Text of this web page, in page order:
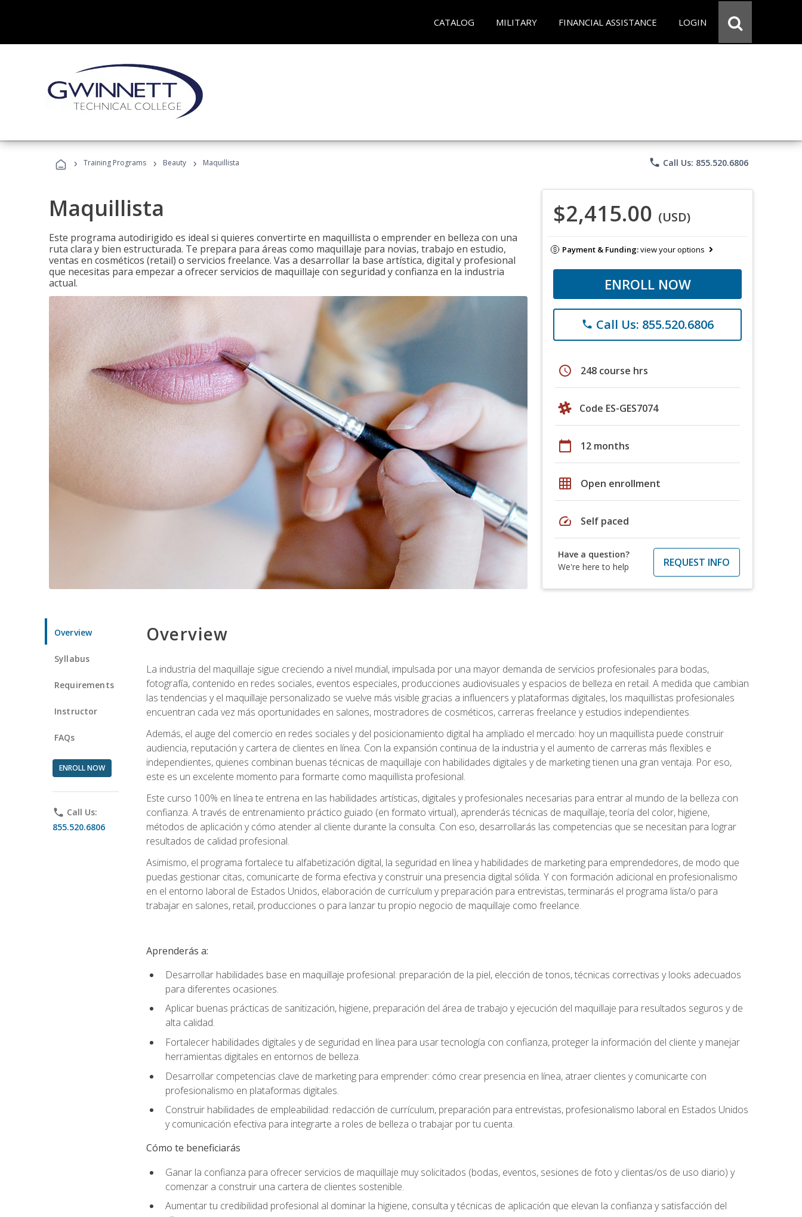
CATALOG MILITARY FINANCIAL ASSISTANCE LOGIN
› Training Programs › Beauty › Maquillista phone Call Us: 855.520.6806
Maquillista
Este programa autodirigido es ideal si quieres convertirte en maquillista o emprender en belleza con una
ruta clara y bien estructurada. Te prepara para áreas como maquillaje para novias, trabajo en estudio,
ventas en cosméticos (retail) o servicios freelance. Vas a desarrollar la base artística, digital y profesional
que necesitas para empezar a ofrecer servicios de maquillaje con seguridad y confianza en la industria
actual.
$2,415.00 (USD)
Payment & Funding:view your options
ENROLL NOW
phone Call Us: 855.520.6806
schedule 248 course hrs
Code ES-GES7074
calendar_today 12 months
grid_on Open enrollment
speed Self paced
Have a question?
We're here to help
REQUEST INFO
Overview
Syllabus
Requirements
Instructor
FAQs
ENROLL NOW
phone Call Us:
855.520.6806
Overview
La industria del maquillaje sigue creciendo a nivel mundial, impulsada por una mayor demanda de servicios profesionales para bodas,
fotografía, contenido en redes sociales, eventos especiales, producciones audiovisuales y espacios de belleza en retail. A medida que cambian
las tendencias y el maquillaje personalizado se vuelve más visible gracias a influencers y plataformas digitales, los maquillistas profesionales
encuentran cada vez más oportunidades en salones, mostradores de cosméticos, carreras freelance y estudios independientes.
Además, el auge del comercio en redes sociales y del posicionamiento digital ha ampliado el mercado: hoy un maquillista puede construir
audiencia, reputación y cartera de clientes en línea. Con la expansión continua de la industria y el aumento de carreras más flexibles e
independientes, quienes combinan buenas técnicas de maquillaje con habilidades digitales y de marketing tienen una gran ventaja. Por eso,
este es un excelente momento para formarte como maquillista profesional.
Este curso 100% en línea te entrena en las habilidades artísticas, digitales y profesionales necesarias para entrar al mundo de la belleza con
confianza. A través de entrenamiento práctico guiado (en formato virtual), aprenderás técnicas de maquillaje, teoría del color, higiene,
métodos de aplicación y cómo atender al cliente durante la consulta. Con eso, desarrollarás las competencias que se necesitan para lograr
resultados de calidad profesional.
Asimismo, el programa fortalece tu alfabetización digital, la seguridad en línea y habilidades de marketing para emprendedores, de modo que
puedas gestionar citas, comunicarte de forma efectiva y construir una presencia digital sólida. Y con formación adicional en profesionalismo
en el entorno laboral de Estados Unidos, elaboración de currículum y preparación para entrevistas, terminarás el programa lista/o para
trabajar en salones, retail, producciones o para lanzar tu propio negocio de maquillaje como freelance.
Aprenderás a:
Desarrollar habilidades base en maquillaje profesional: preparación de la piel, elección de tonos, técnicas correctivas y looks adecuados
para diferentes ocasiones.
Aplicar buenas prácticas de sanitización, higiene, preparación del área de trabajo y ejecución del maquillaje para resultados seguros y de
alta calidad.
Fortalecer habilidades digitales y de seguridad en línea para usar tecnología con confianza, proteger la información del cliente y manejar
herramientas digitales en entornos de belleza.
Desarrollar competencias clave de marketing para emprender: cómo crear presencia en línea, atraer clientes y comunicarte con
profesionalismo en plataformas digitales.
Construir habilidades de empleabilidad: redacción de currículum, preparación para entrevistas, profesionalismo laboral en Estados Unidos
y comunicación efectiva para integrarte a roles de belleza o trabajar por tu cuenta.
Cómo te beneficiarás
Ganar la confianza para ofrecer servicios de maquillaje muy solicitados (bodas, eventos, sesiones de foto y clientas/os de uso diario) y
comenzar a construir una cartera de clientes sostenible.
Aumentar tu credibilidad profesional al dominar la higiene, consulta y técnicas de aplicación que elevan la confianza y satisfacción del